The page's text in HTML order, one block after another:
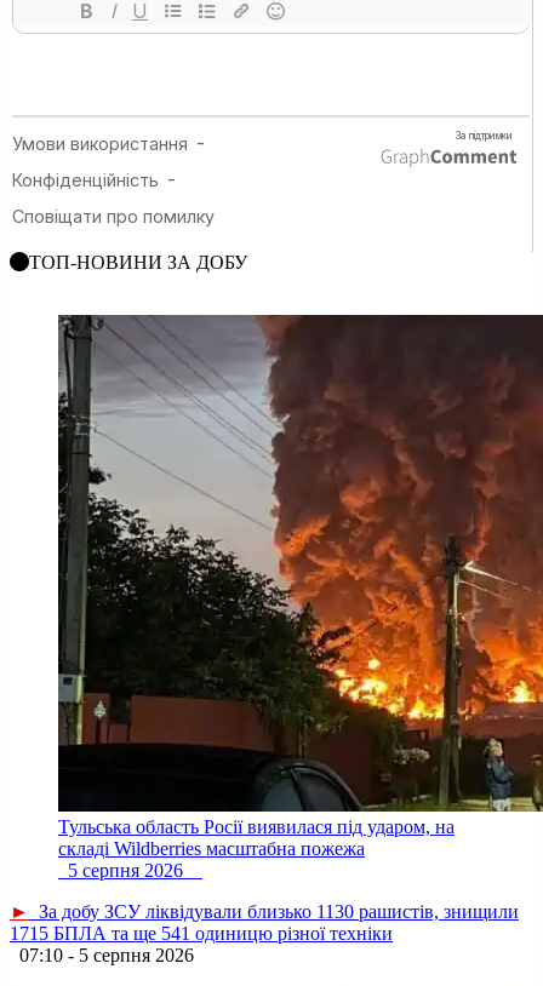
ТОП-НОВИНИ ЗА ДОБУ
Тульська область Росії виявилася під ударом, на
складі Wildberries масштабна пожежа
5 серпня 2026
►
За добу ЗСУ ліквідували близько 1130 рашистів, знищили
1715 БПЛА та ще 541 одиницю різної техніки
07:10 - 5 серпня 2026